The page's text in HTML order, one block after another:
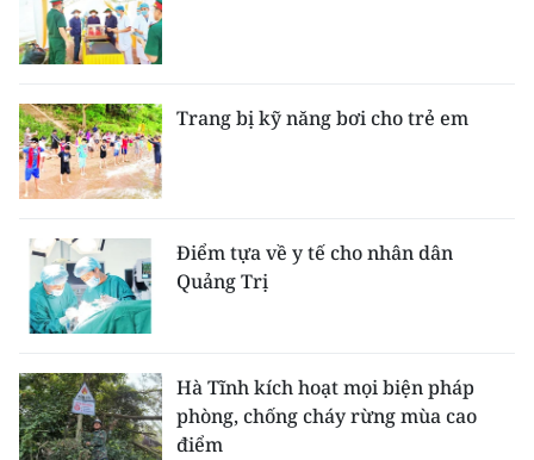
Trang bị kỹ năng bơi cho trẻ em
Điểm tựa về y tế cho nhân dân
Quảng Trị
Hà Tĩnh kích hoạt mọi biện pháp
phòng, chống cháy rừng mùa cao
điểm